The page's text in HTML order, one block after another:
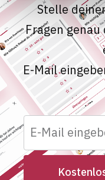
Stelle
Fragen
E-Mail